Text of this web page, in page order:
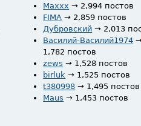
Maxxx → 2,994 постов
FIMA → 2,859 постов
Дубровский → 2,013
Василий-Василий1974
1,782 постов
zews → 1,528 постов
birluk → 1,525 постов
t380998 → 1,495 постов
Maus → 1,453 постов